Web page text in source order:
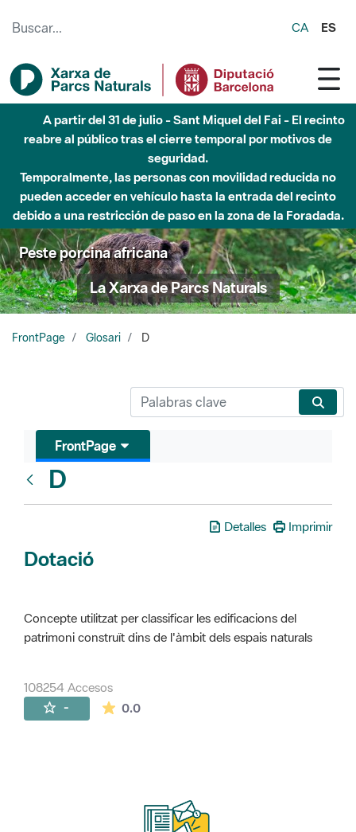
CA ES
A partir del 31 de julio - Sant Miquel del Fai - El recinto
reabre al público tras el cierre temporal por motivos de
seguridad.
Temporalmente, las personas con movilidad reducida no
pueden acceder en vehículo hasta la entrada del recinto
debido a una restricción de paso en la zona de la Foradada.
Peste porcina africana
La Xarxa de Parcs Naturals
FrontPage Glosari D
FrontPage
D
Detalles Imprimir
Dotació
Concepte utilitzat per classificar les edificacions del
patrimoni construït dins de l'àmbit dels espais naturals
108254 Accesos
- 0.0La valoración media es de 0 estrellas de